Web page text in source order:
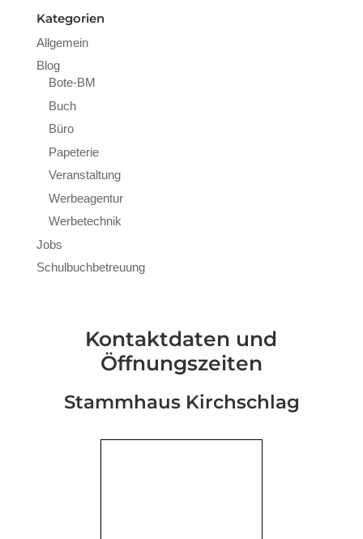
Kategorien
Allgemein
Blog
Bote-BM
Buch
Büro
Papeterie
Veranstaltung
Werbeagentur
Werbetechnik
Jobs
Schulbuchbetreuung
Kontaktdaten und
Öffnungszeiten
Stammhaus Kirchschlag